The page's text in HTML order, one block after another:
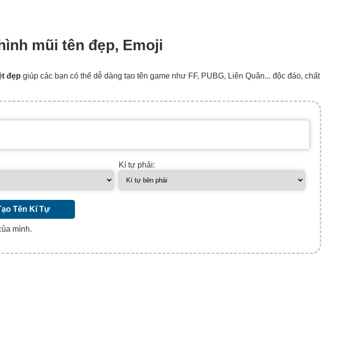
mũi tên đẹp, Emoji
đẹp giúp các bạn có thể dễ dàng tạo tên game như FF, PUBG, Liên Quân... độc đáo, chất
Kí tự phải:
Tên Kí Tự
mình.